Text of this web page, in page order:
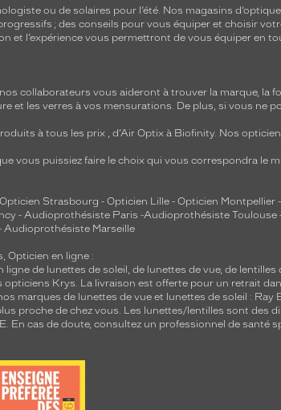
ou de solaires pour l’été. Nos magasins
; des conseils pour vous équiper et choisir
et l’expérience vous permettront de vous équiper en
collaborateurs vous aideront à trouver la marque, la
les verres à vos mensurations. De plus, si vous ne
à tous les prix , d’Air Optix à Biofinity. Nos
vous puissiez faire le choix qui vous correspondra le
Opticien Strasbourg - Opticien Lille - Opticien Montpellier -
- Audioprothésiste Paris -Audioprothésiste Toulouse
Audioprothésiste Marseille
Opticien en ligne :
ligne de lunettes de soleil, de lunettes de vue, de lentilles
Krys. La livraison est offerte pour un retrait
marques de lunettes de vue et lunettes de soleil : Ray
proche de chez vous. Les lunettes/lentilles sont des
En cas de doute, consultez un professionnel de santé